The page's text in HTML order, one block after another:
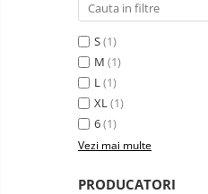
Pelerine de ploaie
Protectie termica
Reflectorizante
Sorturi de protectie
S(1)
M (1)
L(1)
XL(1)
6(1)
Vezi mai multe
PRODUCATORI